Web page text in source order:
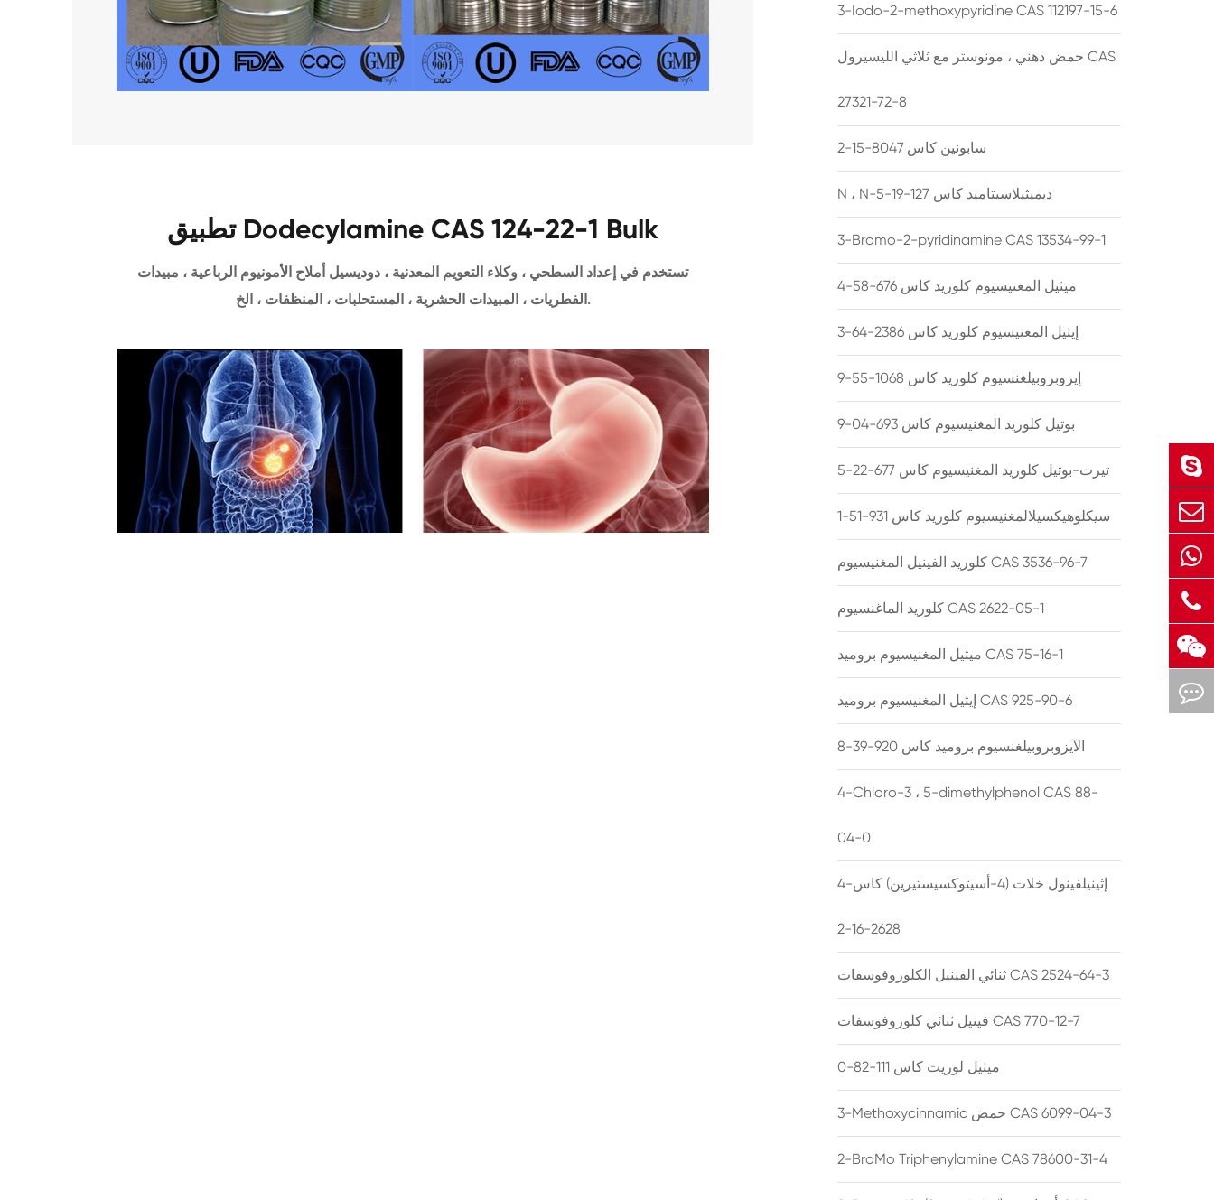
تطبيق Dodecylamine CAS 124-22-1 Bulk
تستخدم في إعداد السطحي ، وكلاء التعويم المعدنية ، دوديسيل أملاح الأمونيوم الرباعية ، مبيدات
الفطريات ، المبيدات الحشرية ، المستحلبات ، المنظفات ، الخ.
3-Iodo-2-methoxypyridine CAS 112197-15-6
حمض دهني ، مونوستر مع ثلاثي الليسيرول CAS
27321-72-8
سابونين كاس 8047-15-2
N ، N-ديميثيلاسيتاميد كاس 127-19-5
3-Bromo-2-pyridinamine CAS 13534-99-1
ميثيل المغنيسيوم كلوريد كاس 676-58-4
إيثيل المغنيسيوم كلوريد كاس 2386-64-3
إيزوبروبيلغنسيوم كلوريد كاس 1068-55-9
بوتيل كلوريد المغنيسيوم كاس 693-04-9
تيرت-بوتيل كلوريد المغنيسيوم كاس 677-22-5
سيكلوهيكسيلالمغنيسيوم كلوريد كاس 931-51-1
كلوريد الفينيل المغنيسيوم CAS 3536-96-7
كلوريد الماغنسيوم CAS 2622-05-1
ميثيل المغنيسيوم بروميد CAS 75-16-1
إيثيل المغنيسيوم بروميد CAS 925-90-6
الآيزوبروبيلغنسيوم بروميد كاس 920-39-8
4-Chloro-3 ، 5-dimethylphenol CAS 88-
04-0
4-إثينيلفينول خلات (4-أسيتوكسيستيرين) كاس
2628-16-2
ثنائي الفينيل الكلوروفوسفات CAS 2524-64-3
فينيل ثنائي كلوروفوسفات CAS 770-12-7
ميثيل لوريت كاس 111-82-0
3-Methoxycinnamic حمض CAS 6099-04-3
2-BroMo Triphenylamine CAS 78600-31-4